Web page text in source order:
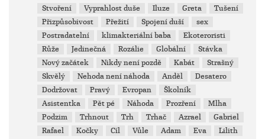
Stvoření
Vyprahlost duše Iluze Greta
Tušení
Přizpůsobivost
Přežití Spojení duší
sex
Postradatelní
klimakteriální baba
Ekoteroristi
Růže
Jedinečná Rozálie Globální
Stávka
Nový začátek
Nikdy není pozdě Kabát
Strašný
Skvělý
Nehoda není náhoda Anděl
Desatero
Dodržovat
Pravý Evropan
Školník
Asistentka
Pět pé Náhoda Prozření
Mlha
Podzim
Trhnout Trh Trhač Azrael
Gabriel
Rafael
Kočky Cíl Vůle Adam Eva
Lilith